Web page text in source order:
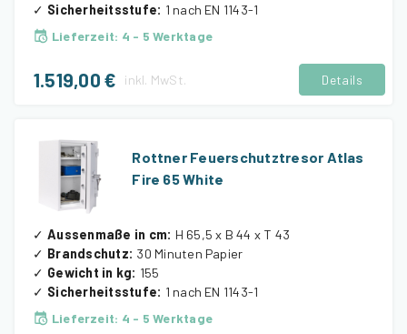
✓ Sicherheitsstufe: 1 nach EN 1143-1
Lieferzeit: 4 - 5 Werktage
1.519,00 € inkl. MwSt. Details
Rottner Feuerschutztresor Atlas
Fire 65 White
✓ Aussenmaße in cm: H 65,5 x B 44 x T 43
✓ Brandschutz: 30 Minuten Papier
✓ Gewicht in kg: 155
✓ Sicherheitsstufe: 1 nach EN 1143-1
Lieferzeit: 4 - 5 Werktage